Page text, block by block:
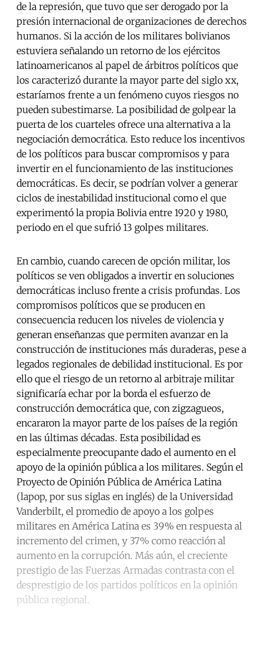
de la represión, que tuvo que ser derogado por la
presión internacional de organizaciones de derechos
humanos. Si la acción de los militares bolivianos
estuviera señalando un retorno de los ejércitos
latinoamericanos al papel de árbitros políticos que
los caracterizó durante la mayor parte del siglo xx,
estaríamos frente a un fenómeno cuyos riesgos no
pueden subestimarse. La posibilidad de golpear la
puerta de los cuarteles ofrece una alternativa a la
negociación democrática. Esto reduce los incentivos
de los políticos para buscar compromisos y para
invertir en el funcionamiento de las instituciones
democráticas. Es decir, se podrían volver a generar
ciclos de inestabilidad institucional como el que
experimentó la propia Bolivia entre 1920 y 1980,
periodo en el que sufrió 13 golpes militares.
En cambio, cuando carecen de opción militar, los
políticos se ven obligados a invertir en soluciones
democráticas incluso frente a crisis profundas. Los
compromisos políticos que se producen en
consecuencia reducen los niveles de violencia y
generan enseñanzas que permiten avanzar en la
construcción de instituciones más duraderas, pese a
legados regionales de debilidad institucional. Es por
ello que el riesgo de un retorno al arbitraje militar
significaría echar por la borda el esfuerzo de
construcción democrática que, con zigzagueos,
encararon la mayor parte de los países de la región
en las últimas décadas. Esta posibilidad es
especialmente preocupante dado el aumento en el
apoyo de la opinión pública a los militares. Según el
Proyecto de Opinión Pública de América Latina
(lapop, por sus siglas en inglés) de la Universidad
Vanderbilt, el promedio de apoyo a los golpes
militares en América Latina es 39% en respuesta al
incremento del crimen, y 37% como reacción al
aumento en la corrupción. Más aún, el creciente
prestigio de las Fuerzas Armadas contrasta con el
desprestigio de los partidos políticos en la opinión
pública regional.